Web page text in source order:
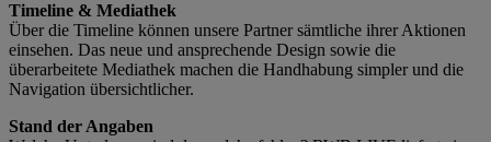
Timeline & Mediathek
Über die Timeline können unsere Partner sämtliche ihrer Aktionen
einsehen. Das neue und ansprechende Design sowie die
überarbeitete Mediathek machen die Handhabung simpler und die
Navigation übersichtlicher.
Stand der Angaben